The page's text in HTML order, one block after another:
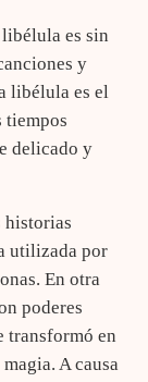
es sin
y
libélula es el
tiempos
delicado y
historias
utilizada por
En otra
poderes
transformó en
A causa